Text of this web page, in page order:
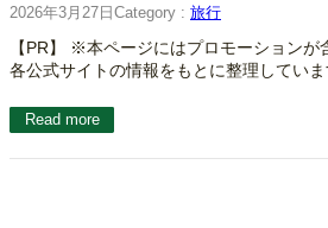
2026年3月27日 Category : 旅行
【PR】 ※本ページにはプロモーション
各公式サイトの情報をもとに整理してい
Read more